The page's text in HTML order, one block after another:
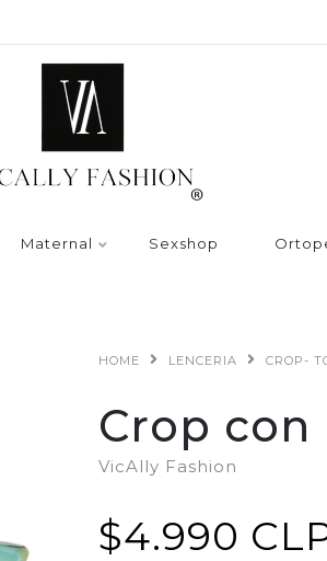
Maternal Sexshop
HOME LENCERIA CROP-
Crop con
VicAlly Fashion
$4.990